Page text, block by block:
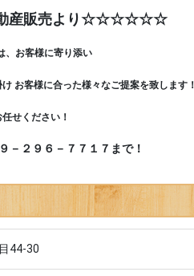
産販売より☆☆☆☆☆☆
、お客様に寄り添い
様に合った様々なご提案を致します！
ください！
－２９６－７７１７まで！
44-30